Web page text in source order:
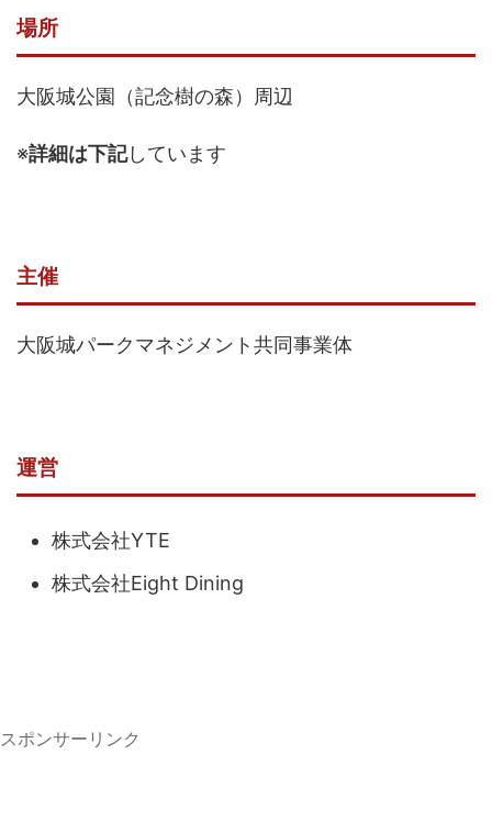
場所
大阪城公園（記念樹の森）周辺
※詳細は下記しています
主催
大阪城パークマネジメント共同事業体
運営
株式会社YTE
株式会社Eight Dining
スポンサーリンク